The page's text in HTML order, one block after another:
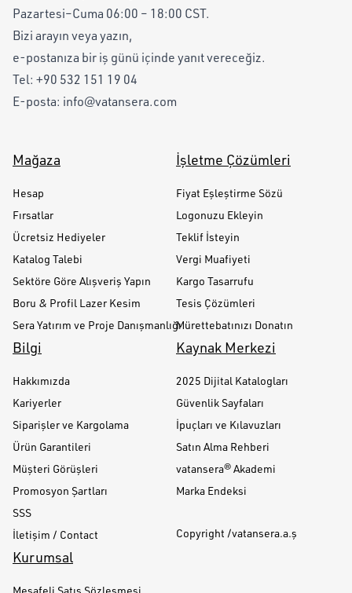
Pazartesi–Cuma 06:00 – 18:00 CST.
Bizi arayın veya yazın,
e-postanıza bir iş günü içinde yanıt vereceğiz.
Tel: +90 532 151 19 04
E-posta: info@vatansera.com
Mağaza
Hesap
Fırsatlar
Ücretsiz Hediyeler
Katalog Talebi
Sektöre Göre Alışveriş Yapın
Boru & Profil Lazer Kesim
Sera Yatırım ve Proje Danışmanlığı
İşletme Çözümleri
Fiyat Eşleştirme Sözü
Logonuzu Ekleyin
Teklif İsteyin
Vergi Muafiyeti
Kargo Tasarrufu
Tesis Çözümleri
Mürettebatınızı Donatın
Bilgi
Hakkımızda
Kariyerler
Siparişler ve Kargolama
Ürün Garantileri
Müşteri Görüşleri
Promosyon Şartları
SSS
İletişim / Contact
Kaynak Merkezi
2025 Dijital Katalogları
Güvenlik Sayfaları
İpuçları ve Kılavuzları
Satın Alma Rehberi
vatansera® Akademi
Marka Endeksi
Copyright /vatansera.a.ş
Kurumsal
Mesafeli Satış Sözleşmesi